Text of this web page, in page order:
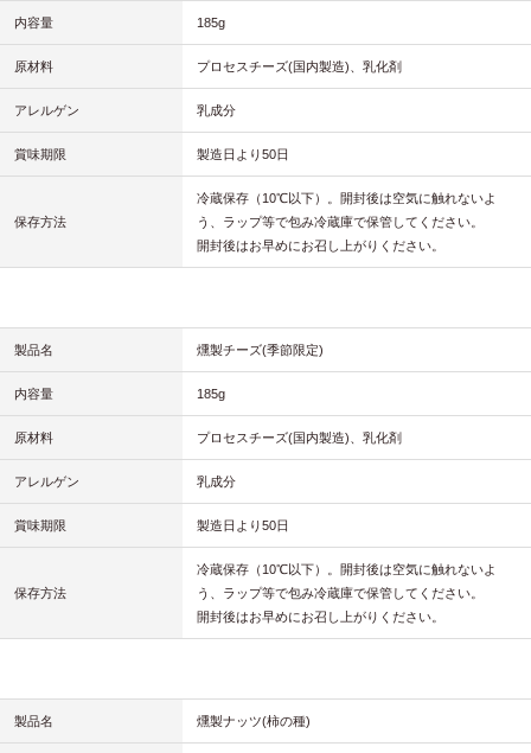
内容量 185g
原材料 プロセスチーズ(国内製造)、乳化剤
アレルゲン 乳成分
賞味期限 製造日より50日
保存方法
冷蔵保存（10℃以下）。開封後は空気に触れないよ
う、ラップ等で包み冷蔵庫で保管してください。
開封後はお早めにお召し上がりください。
製品名 燻製チーズ(季節限定)
内容量 185g
原材料 プロセスチーズ(国内製造)、乳化剤
アレルゲン 乳成分
賞味期限 製造日より50日
保存方法
冷蔵保存（10℃以下）。開封後は空気に触れないよ
う、ラップ等で包み冷蔵庫で保管してください。
開封後はお早めにお召し上がりください。
製品名 燻製ナッツ(柿の種)